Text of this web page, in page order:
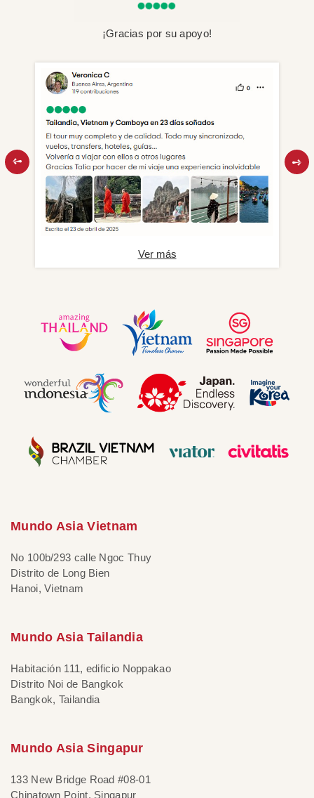
¡Gracias por su apoyo!
Ver más
Mundo Asia Vietnam
No 100b/293 calle Ngoc Thuy
Distrito de Long Bien
Hanoi, Vietnam
Mundo Asia Tailandia
Habitación 111, edificio Noppakao
Distrito Noi de Bangkok
Bangkok, Tailandia
Mundo Asia Singapur
133 New Bridge Road #08-01
Chinatown Point, Singapur